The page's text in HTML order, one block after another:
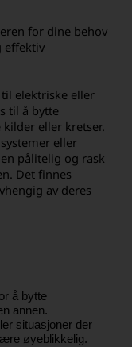
for dine behov
effektiv
elektriske eller
til å bytte
eller kretser.
eller
pålitelig og rask
Det finnes
av deres
å bytte
annen.
situasjoner der
øyeblikkelig.